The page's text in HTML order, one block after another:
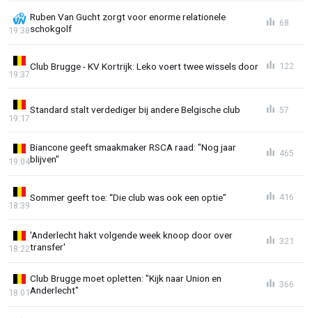
Ruben Van Gucht zorgt voor enorme relationele
schokgolf
19:38
68
Club Brugge - KV Kortrijk: Leko voert twee wissels door
19:37
122
Standard stalt verdediger bij andere Belgische club
19:17
57
Biancone geeft smaakmaker RSCA raad: "Nog jaar
blijven"
19:04
465
Sommer geeft toe: “Die club was ook een optie”
18:39
416
'Anderlecht hakt volgende week knoop door over
transfer'
18:22
321
Club Brugge moet opletten: "Kijk naar Union en
Anderlecht"
18:01
366